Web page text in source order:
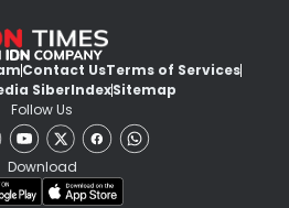
Contact UsTerms of Services
SiberIndexSitemap
Follow Us
Download